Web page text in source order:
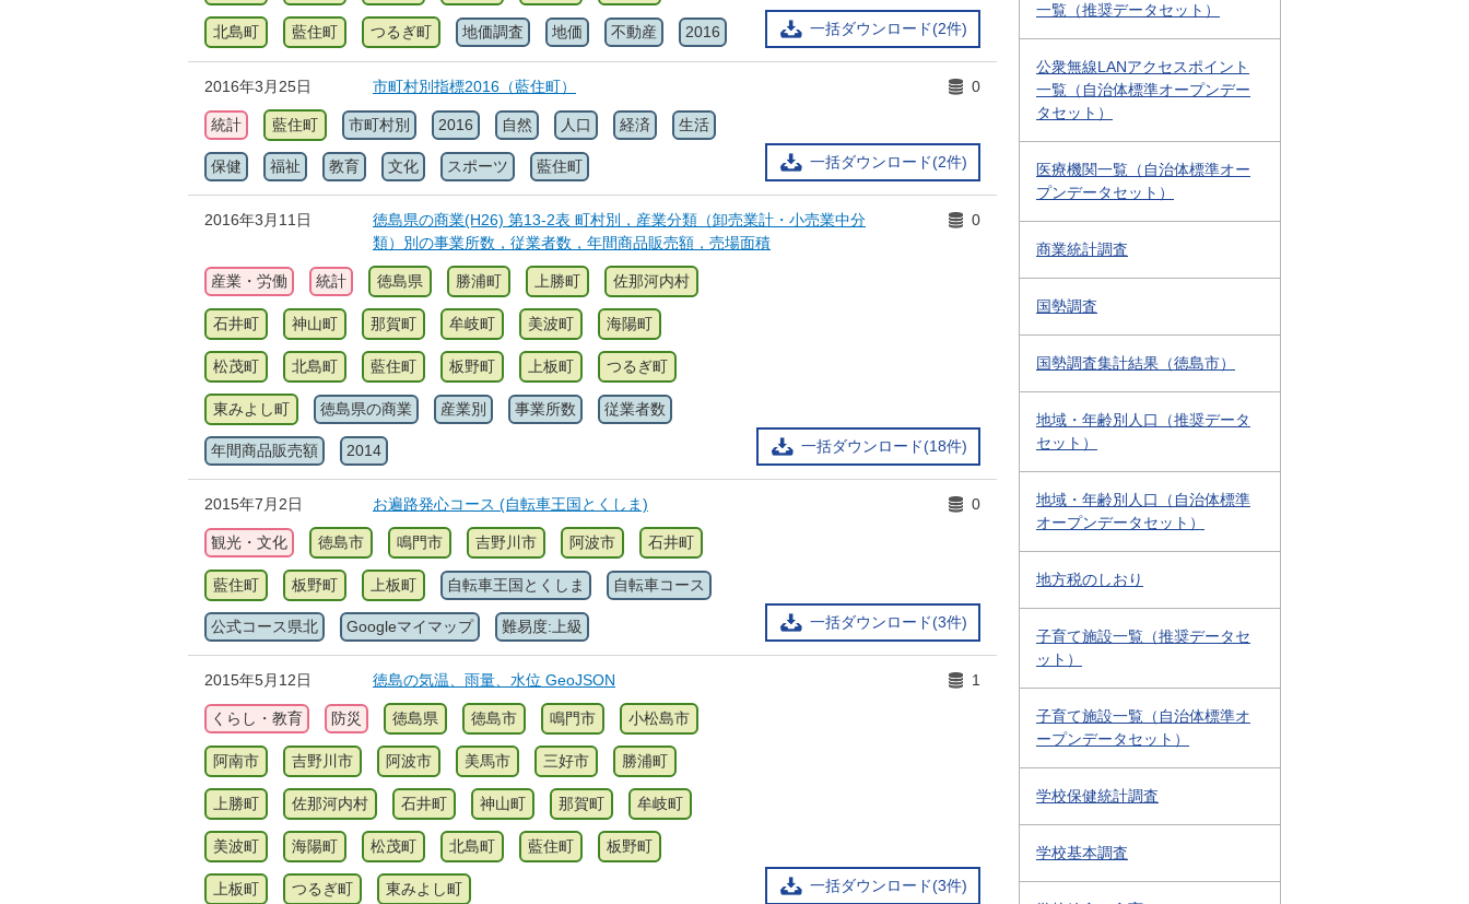
一括ダウンロード(2件)
北島町 藍住町 つるぎ町 地価調査 地価 不動産 2016
2016年3月25日 市町村別指標2016（藍住町）
一括ダウンロード(2件)
0
統計 藍住町 市町村別 2016 自然 人口 経済 生活
保健 福祉 教育 文化 スポーツ 藍住町
2016年3月11日
徳島県の商業(H26) 第13-2表 町村別，産業分類（卸売業計・小売業中分
類）別の事業所数，従業者数，年間商品販売額，売場面積
一括ダウンロード(18件)
0
産業・労働 統計 徳島県 勝浦町 上勝町 佐那河内村
石井町 神山町 那賀町 牟岐町 美波町 海陽町
松茂町 北島町 藍住町 板野町 上板町 つるぎ町
東みよし町 徳島県の商業 産業別 事業所数 従業者数
年間商品販売額 2014
2015年7月2日 お遍路発心コース (自転車王国とくしま)
一括ダウンロード(3件)
0
観光・文化 徳島市 鳴門市 吉野川市 阿波市 石井町
藍住町 板野町 上板町 自転車王国とくしま 自転車コース
公式コース県北 Googleマイマップ 難易度:上級
2015年5月12日 徳島の気温、雨量、水位 GeoJSON
一括ダウンロード(3件)
1
くらし・教育 防災 徳島県 徳島市 鳴門市 小松島市
阿南市 吉野川市 阿波市 美馬市 三好市 勝浦町
上勝町 佐那河内村 石井町 神山町 那賀町 牟岐町
美波町 海陽町 松茂町 北島町 藍住町 板野町
上板町 つるぎ町 東みよし町
一覧（推奨データセット）
公衆無線LANアクセスポイント
一覧（自治体標準オープンデー
タセット）
医療機関一覧（自治体標準オー
プンデータセット）
商業統計調査
国勢調査
国勢調査集計結果（徳島市）
地域・年齢別人口（推奨データ
セット）
地域・年齢別人口（自治体標準
オープンデータセット）
地方税のしおり
子育て施設一覧（推奨データセ
ット）
子育て施設一覧（自治体標準オ
ープンデータセット）
学校保健統計調査
学校基本調査